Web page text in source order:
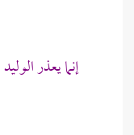
إنما يعذر